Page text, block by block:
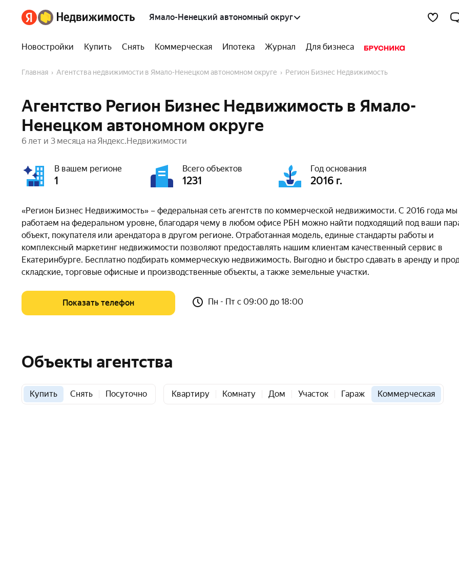
Ямало-Ненецкий автономный округ
Новостройки Купить Снять Коммерческая Ипотека Журнал Для бизнеса
Главная Агентства недвижимости в Ямало-Ненецком автономном округе Регион Бизнес Недвижимость
Агентство Регион Бизнес Недвижимость в Ямало-
Ненецком автономном округе
6 лет и 3 месяца на Яндекс.Недвижимости
В вашем регионе
1
Всего объектов
1231
Год основания
2016 г.
«Регион Бизнес Недвижимость» – федеральная сеть агентств по коммерческой недвижимости. С 2016 года мы
работаем на федеральном уровне, благодаря чему в любом офисе РБН можно найти подходящий под ваши
объект, покупателя или арендатора в другом регионе. Отработанная модель, единые стандарты работы и
комплексный маркетинг недвижимости позволяют предоставлять нашим клиентам качественный сервис в
Екатеринбурге. Бесплатно подбирать коммерческую недвижимость. Выгодно и быстро сдавать в аренду и
складские, торговые офисные и производственные объекты, а также земельные участки.
Показать телефон Пн - Пт с 09:00 до 18:00
Объекты агентства
Купить Снять Посуточно Квартиру Комнату Дом Участок Гараж Коммерческая